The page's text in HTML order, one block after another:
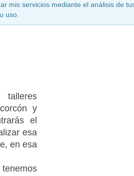
mis servicios mediante el análisis de
uso.
y
el
esa
en esa